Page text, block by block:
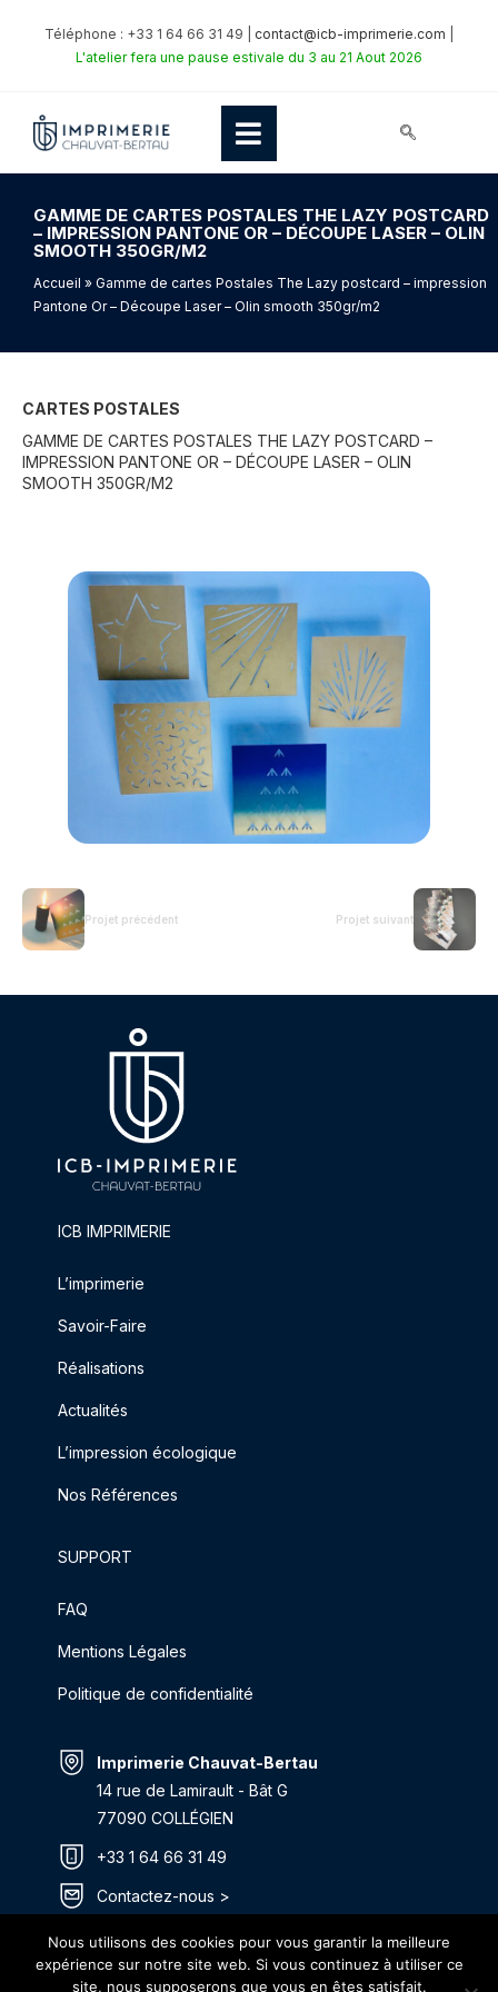
Téléphone : +33 1 64 66 31 49 | contact@icb-imprimerie.com
L'atelier fera une pause estivale du 3 au 21 Aout 2026
GAMME DE CARTES POSTALES THE LAZY POSTCARD
– IMPRESSION PANTONE OR – DÉCOUPE LASER – OLIN
SMOOTH 350GR/M2
Accueil » Gamme de cartes Postales The Lazy postcard – impression
Pantone Or – Découpe Laser – Olin smooth 350gr/m2
CARTES POSTALES
GAMME DE CARTES POSTALES THE LAZY POSTCARD –
IMPRESSION PANTONE OR – DÉCOUPE LASER – OLIN
SMOOTH 350GR/M2
Projet précédent Projet suivant
ICB IMPRIMERIE
L’imprimerie
Savoir-Faire
Réalisations
Actualités
L’impression écologique
Nos Références
SUPPORT
FAQ
Mentions Légales
Politique de confidentialité
Imprimerie Chauvat-Bertau
14 rue de Lamirault - Bât G
77090 COLLÉGIEN
+33 1 64 66 31 49
Contactez-nous >
Itinéraire >
Nous utilisons des cookies pour vous garantir la meilleure
expérience sur notre site web. Si vous continuez à utiliser ce
site, nous supposerons que vous en êtes satisfait.